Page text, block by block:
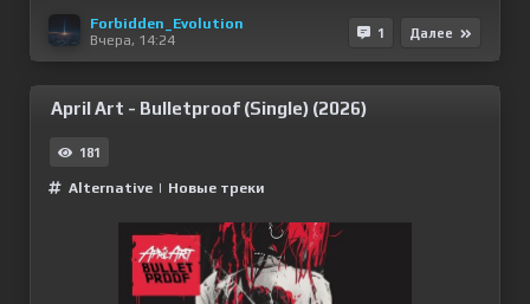
Forbidden_Evolution
Вчера, 14:24
1 Далее
April Art - Bulletproof (Single) (2026)
181
Alternative | Новые треки